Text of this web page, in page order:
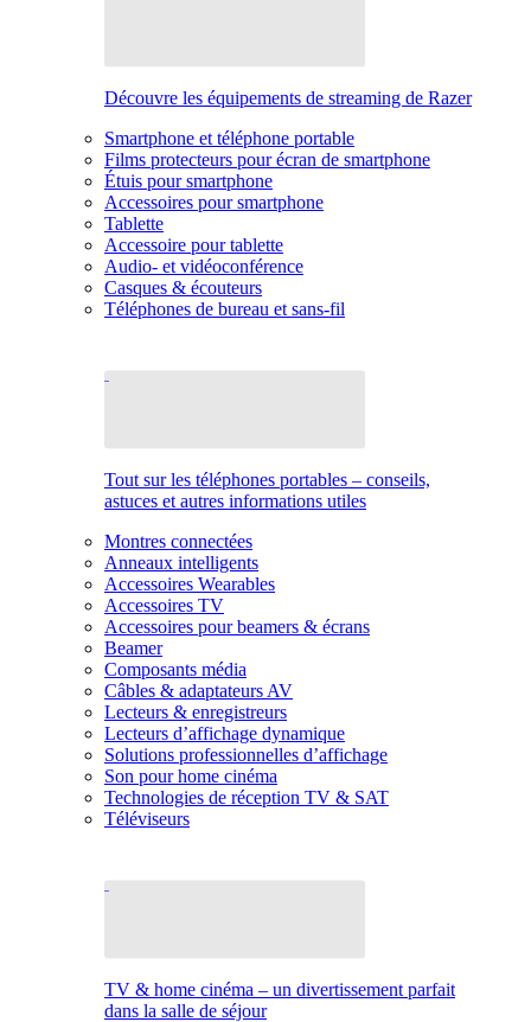
Découvre les équipements de streaming de Razer
Smartphone et téléphone portable
Films protecteurs pour écran de smartphone
Étuis pour smartphone
Accessoires pour smartphone
Tablette
Accessoire pour tablette
Audio- et vidéoconférence
Casques & écouteurs
Téléphones de bureau et sans-fil
Tout sur les téléphones portables – conseils,
astuces et autres informations utiles
Montres connectées
Anneaux intelligents
Accessoires Wearables
Accessoires TV
Accessoires pour beamers & écrans
Beamer
Composants média
Câbles & adaptateurs AV
Lecteurs & enregistreurs
Lecteurs d’affichage dynamique
Solutions professionnelles d’affichage
Son pour home cinéma
Technologies de réception TV & SAT
Téléviseurs
TV & home cinéma – un divertissement parfait
dans la salle de séjour